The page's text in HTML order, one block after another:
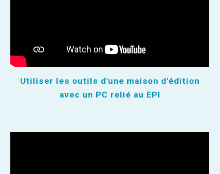
Utiliser les outils d'une maison d'édition
avec un PC relié au EPI